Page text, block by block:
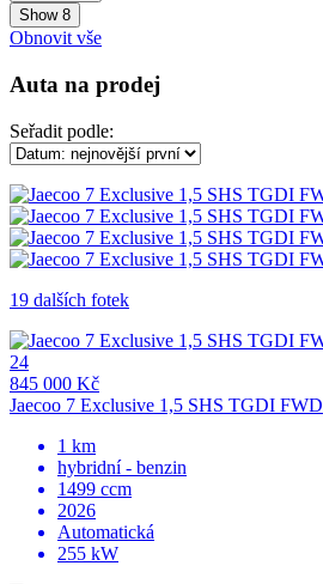
Show 8
Obnovit vše
Auta na prodej
Seřadit podle:
19 dalších fotek
24
845 000 Kč
Jaecoo 7 Exclusive 1,5 SHS TGDI FWD
1 km
hybridní - benzin
1499 ccm
2026
Automatická
255 kW